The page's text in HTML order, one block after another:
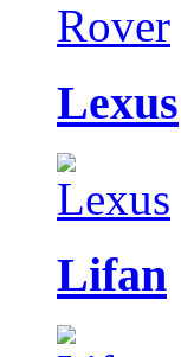
Lexus
Lifan